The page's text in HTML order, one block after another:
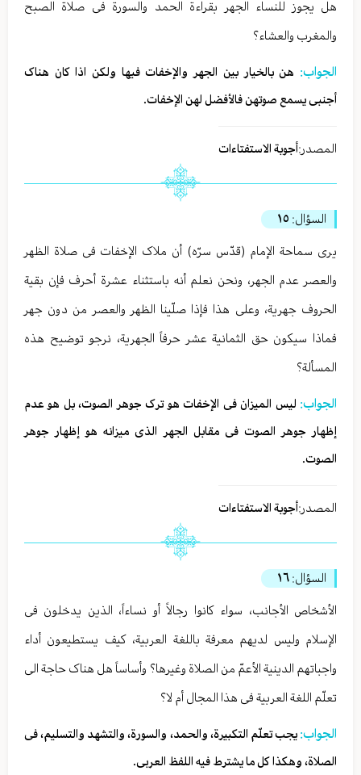
هل یجوز للنساء الجهر بقراءة الحمد والسورة فی صلاة الصبح
والمغرب والعشاء؟
الجواب: هن بالخیار بین الجهر والإخفات فیها ولکن اذا کان هناک
أجنبی یسمع صوتهن فالأفضل لهن الإخفات.
المصدر:أجوبة الاستفتاءات
السؤال: ١٥
یری سماحة الإمام (قدّس سرّه) أن ملاک الإخفات فی صلاة الظهر
والعصر عدم الجهر، ونحن نعلم أنه باستثناء عشرة أحرف فإن بقیة
الحروف جهریة، وعلی هذا فإذا صلّینا الظهر والعصر من دون جهر
فماذا سیکون حق الثمانیة عشر حرفاً الجهریة، نرجو توضیح هذه
المسألة؟
الجواب: لیس المیزان فی الإخفات هو ترک جوهر الصوت، بل هو عدم
إظهار جوهر الصوت فی مقابل الجهر الذی میزانه هو إظهار جوهر
الصوت.
المصدر:أجوبة الاستفتاءات
السؤال: ١٦
الأشخاص الأجانب، سواء کانوا رجالاً أو نساءاً، الذین یدخلون فی
الإسلام ولیس لدیهم معرفة باللغة العربیة، کیف یستطیعون أداء
واجباتهم الدینیة الأعمّ من الصلاة وغیرها؟ وأساساً هل هناک حاجة الی
تعلّم اللغة العربیة فی هذا المجال أم لا؟
الجواب:یجب تعلّم التکبیرة، والحمد، والسورة، والتشهد والتسلیم، فی
الصلاة، وهکذا کل ما یشترط فیه اللفظ العربی.